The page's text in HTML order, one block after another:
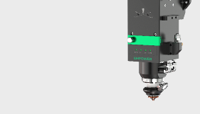
Risorse
Chi Siamo
Contatti